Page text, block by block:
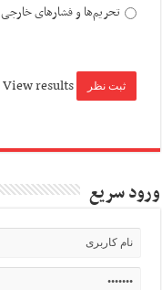
تحریم‌ها و فشارهای خارجی
View results
ورود سریع